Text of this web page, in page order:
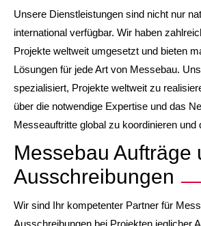
Unsere Dienstleistungen sind nicht nur
international verfügbar. Wir haben
Projekte weltweit umgesetzt und bieten
Lösungen für jede Art von Messebau.
spezialisiert, Projekte weltweit zu
über die notwendige Expertise und das
Messeauftritte global zu koordinieren und
Messebau Aufträge
Ausschreibungen
Wir sind Ihr kompetenter Partner für